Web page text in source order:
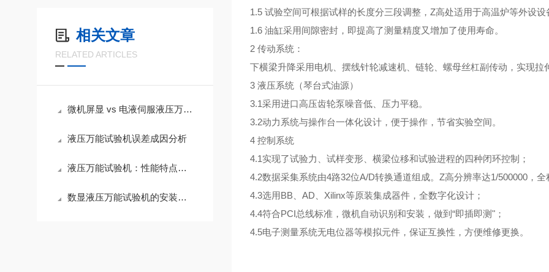
相关文章
RELATED ARTICLES
微机屏显 vs 电液伺服液压万能试验机在核心原理与控制方式区别
液压万能试验机误差成因分析
液压万能试验机：性能特点与适用范围解析
数显液压万能试验机的安装及日常维护注意事项
1.5 试验空间可根据试样的长度分三段调整，Z高处适用于高温炉等外设设
1.6 油缸采用间隙密封，即提高了测量精度又增加了使用寿命。
2 传动系统：
下横梁升降采用电机、摆线针轮减速机、链轮、螺母丝杠副传动，实现拉
3 液压系统（琴台式油源）
3.1采用进口高压齿轮泵噪音低、压力平稳。
3.2动力系统与操作台一体化设计，便于操作，节省实验空间。
4 控制系统
4.1实现了试验力、试样变形、横梁位移和试验进程的四种闭环控制；
4.2数据采集系统由4路32位A/D转换通道组成。Z高分辨率达1/500000，全
4.3选用BB、AD、Xilinx等原装集成器件，全数字化设计；
4.4符合PCI总线标准，微机自动识别和安装，做到“即插即测"；
4.5电子测量系统无电位器等模拟元件，保证互换性，方便维修更换。